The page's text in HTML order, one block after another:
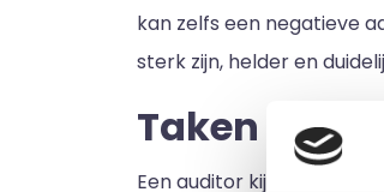
kan zelfs een negatieve
sterk zijn, helder en
Taken
Een auditor kijkt vooral